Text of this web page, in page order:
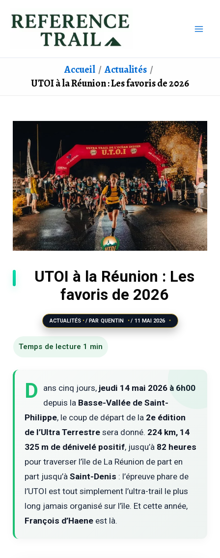
Accueil
Actualités
UTOI à la Réunion : Les favoris de 2026
UTOI à la Réunion : Les
favoris de 2026
ACTUALITÉS / PAR QUENTIN / 11 MAI 2026
D ans cinq jours, jeudi 14 mai 2026 à 6h00
depuis la Basse-Vallée de Saint-
Philippe, le coup de départ de la 2e édition
de l’Ultra Terrestre sera donné. 224 km, 14
325 m de dénivelé positif, jusqu’à 82 heures
pour traverser l’île de La Réunion de part en
part jusqu’àSaint-Denis : l’épreuve phare de
l’UTOI est tout simplement l’ultra-trail le plus
long jamais organisé sur l’île. Et cette année,
François d’Haene est là.